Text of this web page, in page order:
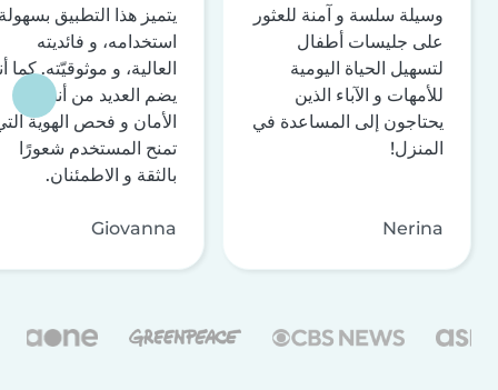
وسيلة سلسة و آمنة للعثور
على جليسات أطفال
لتسهيل الحياة اليومية
للأمهات و الآباء الذين
يحتاجون إلى المساعدة في
المنزل!
Nerina
يتميز هذا التطبيق
استخدامه، و فائديته
العالية، و موثوقيّته. كما
يضم العديد من أنظمة
الأمان و فحص الهوية
تمنح المستخدم شعورًا
بالثقة و الاطمئنان.
Giovanna